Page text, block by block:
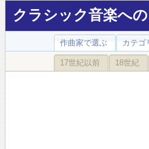
クラシック音楽へ
作曲家で選ぶ カテゴ
17世紀以前 18世紀